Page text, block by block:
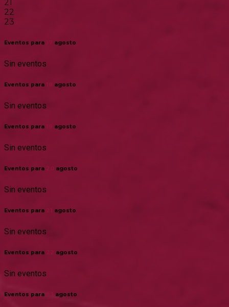
21
22
23
Eventos para agosto
Sin eventos
Eventos para agosto
Sin eventos
Eventos para agosto
Sin eventos
Eventos para agosto
Sin eventos
Eventos para agosto
Sin eventos
Eventos para agosto
Sin eventos
Eventos para agosto